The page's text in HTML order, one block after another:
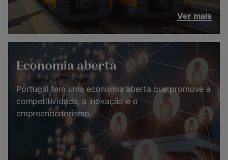
Ver mais
Economia aberta
Portugal tem uma economia aberta que promove a
competitividade, a inovação e o
empreendedorismo.